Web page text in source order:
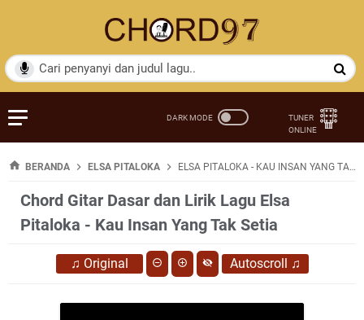
BERANDA ELSA PITALOKA ELSA PITALOKA - KAU INSAN YANG TAK SETIA
Chord Gitar Dasar dan Lirik Lagu Elsa
Pitaloka - Kau Insan Yang Tak Setia
♫ Original Autoscroll ♫